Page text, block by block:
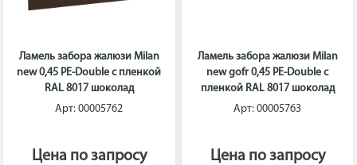
Ламель забора жалюзи Milan
new 0,45 PE-Double с пленкой
RAL 8017 шоколад
Арт: 00005762
Цена по запросу
Ламель забора жалюзи Milan
new gofr 0,45 PE-Double с
пленкой RAL 8017 шоколад
Арт: 00005763
Цена по запросу